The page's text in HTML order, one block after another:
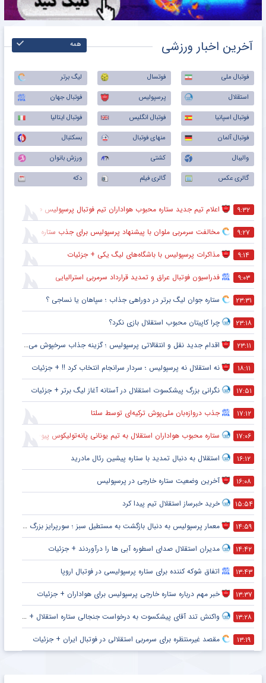
آخرین اخبار ورزشی همه
فوتبال ملی فوتسال
لیگ برتر
استقلال
پرسپولیس
فوتبال جهان
فوتبال اسپانیا
فوتبال انگلیس
فوتبال ایتالیا
فوتبال آلمان
منهای فوتبال
بسکتبال
والیبال
کشتی
ورزش بانوان
گالری عکس
گالری فیلم دکه
۹:۳۲ اعلام تیم جدید ستاره محبوب هواداران تیم فوتبال پرسپولیس طی ۴۸ ساعت آینده
۹:۲۷ مخالفت سرمربی ملوان با پیشنهاد پرسپولیس برای جذب ستاره محبوبش
۹:۱۴ مذاکرات پرسپولیس با باشگاه‌های لیگ یکی + جزئیات
۹:۰۳ فدراسیون فوتبال عراق و تمدید قرارداد سرمربی استرالیایی
۲۳:۳۱ ستاره جوان لیگ برتر در دوراهی جذاب ؛ سپاهان یا نساجی ؟
۲۳:۱۸ چرا کاپیتان محبوب استقلال بازی نکرد؟
۲۳:۱۱ اقدام جدید نقل و انتقالاتی پرسپولیس ؛ گزینه جذاب سرخپوش می شود؟
۱۸:۱۱ نه استقلال نه پرسپولیس ؛ سردار سرانجام انتخاب کرد !! + جزئیات
۱۷:۵۱ نگرانی بزرگ پیشکسوت استقلال در آستانه آغاز لیگ برتر + جزئیات
۱۷:۱۲ جذب دروازه‌بان ملی‌پوش ترکیه‌ای توسط سلتا
۱۷:۰۶ ستاره محبوب هواداران استقلال به تیم یونانی پانه‌تولیکوس پیوست
۱۶:۱۲ استقلال به دنبال تمدید با ستاره پیشین رئال مادرید
۱۶:۰۸ آخرین وضعیت ستاره خارجی در پرسپولیس
۱۵:۵۴ خرید خبرساز استقلال تیم پیدا کرد
۱۴:۵۹ معمار پرسپولیس به دنبال بازگشت به مستطیل سبز ؛ سورپرایز بزرگ در راه است ؟ + جزئیات
۱۴:۴۲ مدیران استقلال صدای اسطوره آبی ها را درآوردند + جزئیات
۱۳:۴۳ اتفاق شوکه کننده برای ستاره پرسپولیسی در فوتبال اروپا
۱۳:۳۷ خبر مهم درباره ستاره خارجی پرسپولیس برای هواداران + جزئیات
۱۳:۲۸ واکنش تند آقای پیشکسوت به درخواست جنجالی ستاره استقلال + جزئیات
۱۳:۱۹ مقصد غیرمنتظره برای سرمربی استقلالی در فوتبال ایران + جزئیات